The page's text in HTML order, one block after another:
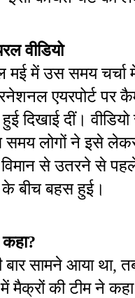
वीडियो
मई में उस समय चर्चा
एयरपोर्ट पर
हुई दिखाई दीं।
समय लोगों ने इसे
विमान से उतरने से
के बीच बहस हुई।
बार सामने आया था,
में मैक्रों की टीम ने